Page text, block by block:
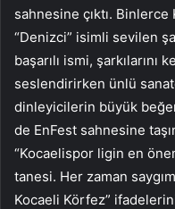
sahnesine çıktı.
“Denizci” isimli sevilen
başarılı ismi, şarkılarını
seslendirirken ünlü
dinleyicilerin büyük
de EnFest sahnesine
“Kocaelispor ligin en
tanesi. Her zaman
Kocaeli Körfez”